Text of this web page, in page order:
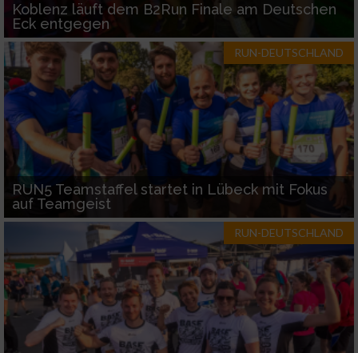
Koblenz läuft dem B2Run Finale am Deutschen
Eck entgegen
RUN-DEUTSCHLAND
RUN5 Teamstaffel startet in Lübeck mit Fokus
auf Teamgeist
RUN-DEUTSCHLAND